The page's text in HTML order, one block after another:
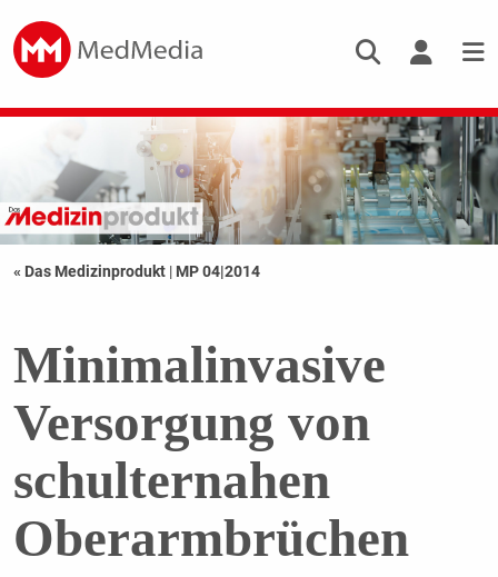
« Das Medizinprodukt | MP 04|2014
Minimalinvasive
Versorgung von
schulternahen
Oberarmbrüchen